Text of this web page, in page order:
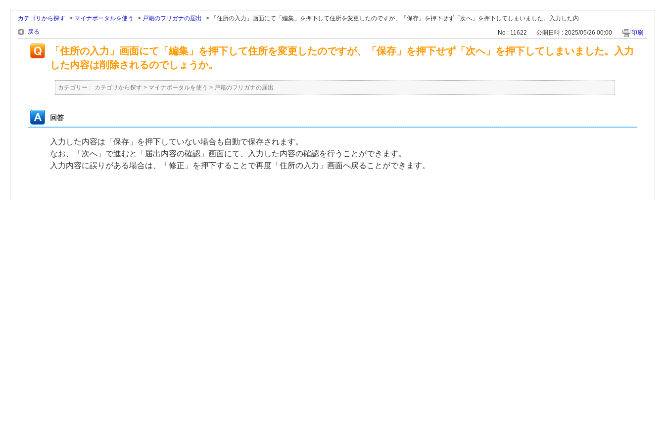
カテゴリから探す > マイナポータルを使う > 戸籍のフリガナの届出 >
「住所の入力」画面にて「編集」を押下して住所を変更したのですが、「保存」を押下せず「次へ」を押下してしまいました。入力した内...
戻る
No : 11622 公開日時 : 2025/05/26 00:00 印刷
「住所の入力」画面にて「編集」を押下して住所を変更したのですが、「保存」を押下せず「次へ」を押下してしまいました。入力
した内容は削除されるのでしょうか。
カテゴリー : カテゴリから探す > マイナポータルを使う > 戸籍のフリガナの届出
回答
入力した内容は「保存」を押下していない場合も自動で保存されます。
なお、「次へ」で進むと「届出内容の確認」画面にて、入力した内容の確認を行うことができます。
入力内容に誤りがある場合は、「修正」を押下することで再度「住所の入力」画面へ戻ることができます。